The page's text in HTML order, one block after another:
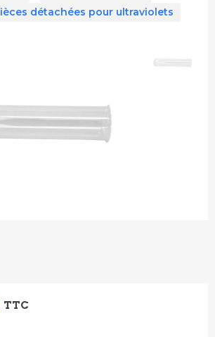
détachées pour ultraviolets
TTC